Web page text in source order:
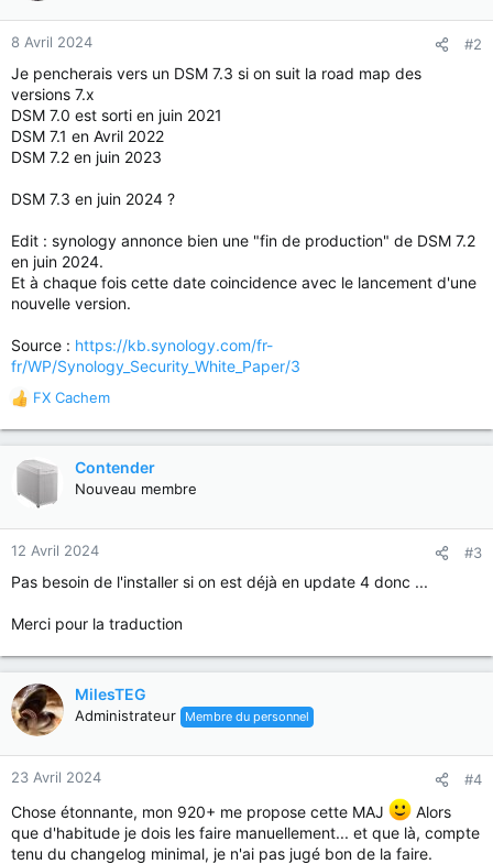
o
n
:
8 Avril 2024 #2
Je pencherais vers un DSM 7.3 si on suit la road map des
versions 7.x
DSM 7.0 est sorti en juin 2021
DSM 7.1 en Avril 2022
DSM 7.2 en juin 2023
DSM 7.3 en juin 2024 ?
Edit : synology annonce bien une "fin de production" de DSM 7.2
en juin 2024.
Et à chaque fois cette date coincidence avec le lancement d'une
nouvelle version.
Source : https://kb.synology.com/fr-
fr/WP/Synology_Security_White_Paper/3
R
é
a
c
o
n
:
FX Cachem
Contender
Nouveau membre
12 Avril 2024 #3
Pas besoin de l'installer si on est déjà en update 4 donc ...
Merci pour la traduction
MilesTEG
Administrateur Membre du personnel
23 Avril 2024 #4
Chose étonnante, mon 920+ me propose cette MAJ
Alors
que d'habitude je dois les faire manuellement... et que là, compte
tenu du changelog minimal, je n'ai pas jugé bon de la faire.